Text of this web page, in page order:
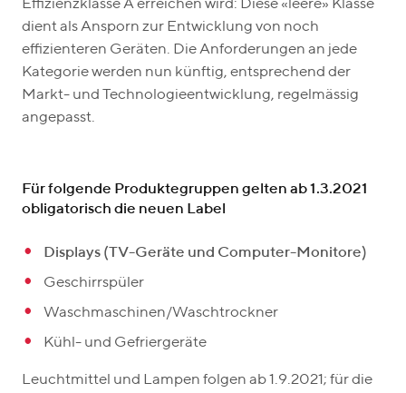
Effizienzklasse A erreichen wird: Diese «leere» Klasse
dient als Ansporn zur Entwicklung von noch
effizienteren Geräten. Die Anforderungen an jede
Kategorie werden nun künftig, entsprechend der
Markt- und Technologieentwicklung, regelmässig
angepasst.
Für folgende Produktegruppen gelten ab 1.3.2021
obligatorisch die neuen Label
Displays (TV-Geräte und Computer-Monitore)
Geschirrspüler
Waschmaschinen/Waschtrockner
Kühl- und Gefriergeräte
Leuchtmittel und Lampen folgen ab 1.9.2021; für die